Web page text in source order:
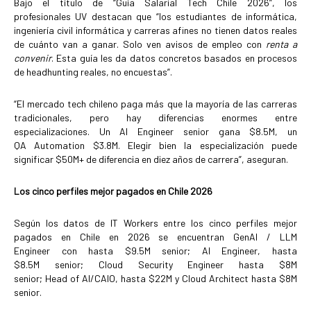
Bajo el título de “Guía Salarial Tech Chile 2026”, los
profesionales UV destacan que “los estudiantes de informática,
ingeniería civil informática y carreras afines no tienen datos reales
de cuánto van a ganar. Solo ven avisos de empleo con renta a
convenir. Esta guía les da datos concretos basados en procesos
de headhunting reales, no encuestas”.
“El mercado tech chileno paga más que la mayoría de las carreras
tradicionales, pero hay diferencias enormes entre
especializaciones. Un AI Engineer senior gana $8.5M, un
QA Automation $3.8M. Elegir bien la especialización puede
significar $50M+ de diferencia en diez años de carrera”, aseguran.
Los cinco perfiles mejor pagados en Chile 2026
Según los datos de IT Workers entre los cinco perfiles mejor
pagados en Chile en 2026 se encuentran GenAI / LLM
Engineer con hasta $9.5M senior; AI Engineer, hasta
$8.5M senior; Cloud Security Engineer hasta $8M
senior; Head of AI/CAIO, hasta $22M y Cloud Architect hasta $8M
senior.